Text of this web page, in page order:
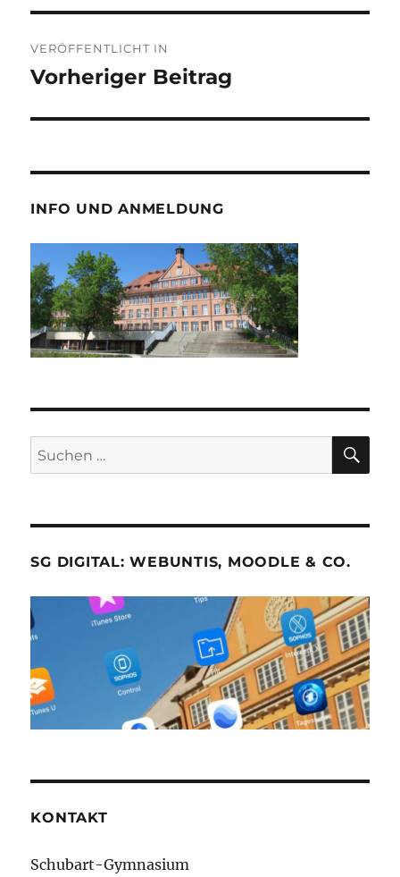
VERÖFFENTLICHT IN
Vorheriger Beitrag
INFO UND ANMELDUNG
Suche
nach:
SG DIGITAL: WEBUNTIS, MOODLE & CO.
KONTAKT
Schubart-Gymnasium